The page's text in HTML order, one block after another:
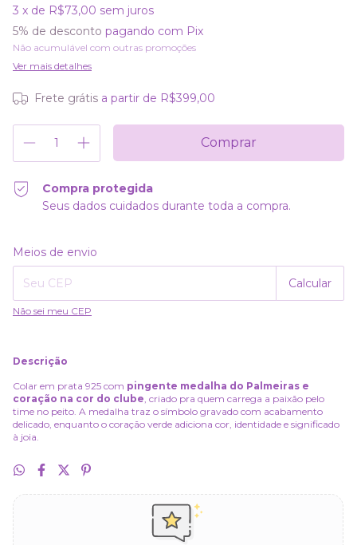
3 x de R$73,00 sem juros
5% de desconto pagando com Pix
Não acumulável com outras promoções
Ver mais detalhes
Frete grátis a partir de R$399,00
Compra protegida
Seus dados cuidados durante toda a compra.
Entregas para o CEP:
Meios de envio
Calcular
Não sei meu CEP
Descrição
Colar em prata 925 com pingente medalha do Palmeiras e
coração na cor do clube , criado pra quem carrega a paixão pelo
time no peito. A medalha traz o símbolo gravado com acabamento
delicado, enquanto o coração verde adiciona cor, identidade e significado
à joia.